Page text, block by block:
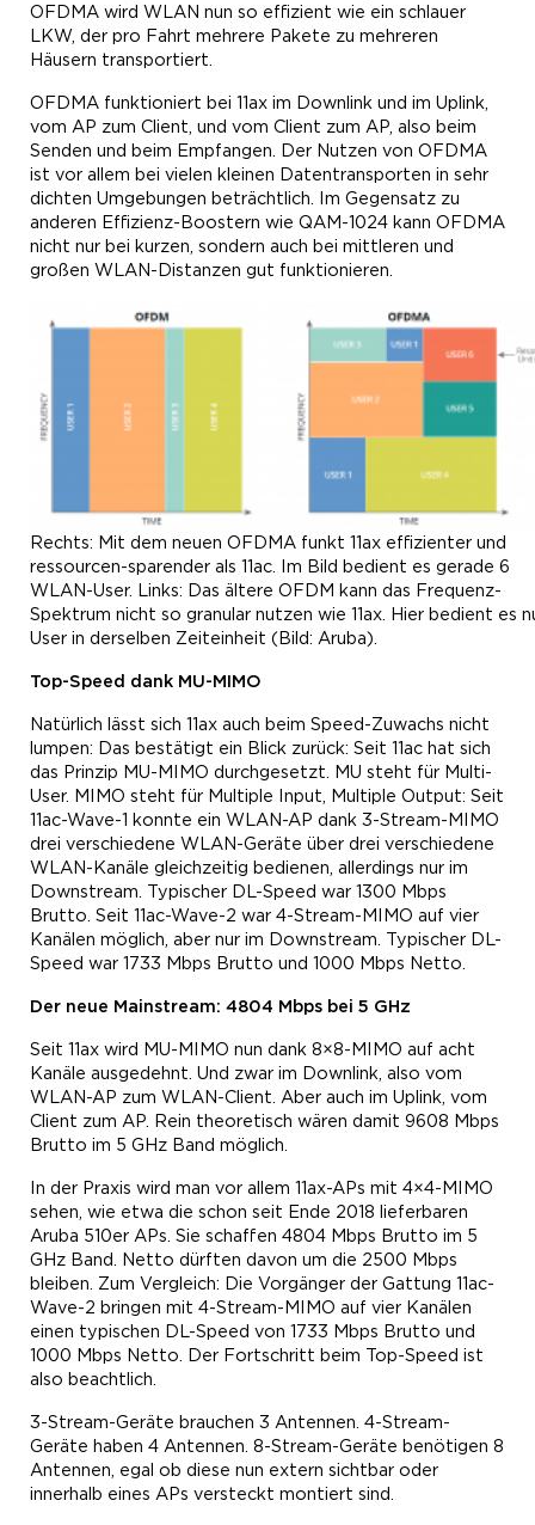
OFDMA wird WLAN nun so effizient wie ein schlauer
LKW, der pro Fahrt mehrere Pakete zu mehreren
Häusern transportiert.
OFDMA funktioniert bei 11ax im Downlink und im Uplink,
vom AP zum Client, und vom Client zum AP, also beim
Senden und beim Empfangen. Der Nutzen von OFDMA
ist vor allem bei vielen kleinen Datentransporten in sehr
dichten Umgebungen beträchtlich. Im Gegensatz zu
anderen Effizienz-Boostern wie QAM-1024 kann OFDMA
nicht nur bei kurzen, sondern auch bei mittleren und
großen WLAN-Distanzen gut funktionieren.
Rechts: Mit dem neuen OFDMA funkt 11ax effizienter und
ressourcen-sparender als 11ac. Im Bild bedient es gerade 6
WLAN-User. Links: Das ältere OFDM kann das Frequenz-
Spektrum nicht so granular nutzen wie 11ax. Hier bedient es
User in derselben Zeiteinheit (Bild: Aruba).
Top-Speed dank MU-MIMO
Natürlich lässt sich 11ax auch beim Speed-Zuwachs nicht
lumpen: Das bestätigt ein Blick zurück: Seit 11ac hat sich
das Prinzip MU-MIMO durchgesetzt. MU steht für Multi-
User. MIMO steht für Multiple Input, Multiple Output: Seit
11ac-Wave-1 konnte ein WLAN-AP dank 3-Stream-MIMO
drei verschiedene WLAN-Geräte über drei verschiedene
WLAN-Kanäle gleichzeitig bedienen, allerdings nur im
Downstream. Typischer DL-Speed war 1300 Mbps
Brutto. Seit 11ac-Wave-2 war 4-Stream-MIMO auf vier
Kanälen möglich, aber nur im Downstream. Typischer DL-
Speed war 1733 Mbps Brutto und 1000 Mbps Netto.
Der neue Mainstream: 4804 Mbps bei 5 GHz
Seit 11ax wird MU-MIMO nun dank 8×8-MIMO auf acht
Kanäle ausgedehnt. Und zwar im Downlink, also vom
WLAN-AP zum WLAN-Client. Aber auch im Uplink, vom
Client zum AP. Rein theoretisch wären damit 9608 Mbps
Brutto im 5 GHz Band möglich.
In der Praxis wird man vor allem 11ax-APs mit 4×4-MIMO
sehen, wie etwa die schon seit Ende 2018 lieferbaren
Aruba 510er APs. Sie schaffen 4804 Mbps Brutto im 5
GHz Band. Netto dürften davon um die 2500 Mbps
bleiben. Zum Vergleich: Die Vorgänger der Gattung 11ac-
Wave-2 bringen mit 4-Stream-MIMO auf vier Kanälen
einen typischen DL-Speed von 1733 Mbps Brutto und
1000 Mbps Netto. Der Fortschritt beim Top-Speed ist
also beachtlich.
3-Stream-Geräte brauchen 3 Antennen. 4-Stream-
Geräte haben 4 Antennen. 8-Stream-Geräte benötigen 8
Antennen, egal ob diese nun extern sichtbar oder
innerhalb eines APs versteckt montiert sind.